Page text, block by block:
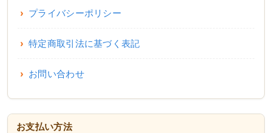
プライバシーポリシー
特定商取引法に基づく表記
お問い合わせ
お支払い方法